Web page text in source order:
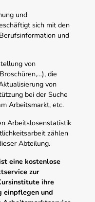
und
sich mit den
und
von
die
von
bei der Suche
Arbeitsmarkt, etc.
Arbeitslosenstatistik
zählen
Abteilung.
eine kostenlose
zur
ihre
einpflegen und